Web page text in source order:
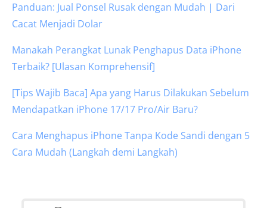
Panduan: Jual Ponsel Rusak dengan Mudah | Dari
Cacat Menjadi Dolar
Manakah Perangkat Lunak Penghapus Data iPhone
Terbaik? [Ulasan Komprehensif]
[Tips Wajib Baca] Apa yang Harus Dilakukan Sebelum
Mendapatkan iPhone 17/17 Pro/Air Baru?
Cara Menghapus iPhone Tanpa Kode Sandi dengan 5
Cara Mudah (Langkah demi Langkah)